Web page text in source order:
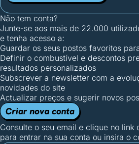
Não tem conta?
Junte-se aos mais de 22.000
e tenha acesso a:
Guardar os seus postos favoritos
Definir o combustível e descontos
resultados personalizados
Subscrever a newsletter com a
novidades do site
Actualizar preços e sugerir novos
Criar nova conta
Consulte o seu email e clique no link
para entrar na sua conta ou insira o